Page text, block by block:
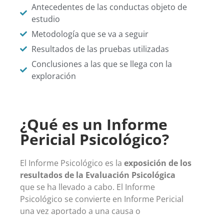
Antecedentes de las conductas objeto de
estudio
Metodología que se va a seguir
Resultados de las pruebas utilizadas
Conclusiones a las que se llega con la
exploración
¿Qué es un Informe
Pericial Psicológico?
El Informe Psicológico es la exposición de los
resultados de la Evaluación Psicológica
que se ha llevado a cabo. El Informe
Psicológico se convierte en Informe Pericial
una vez aportado a una causa o